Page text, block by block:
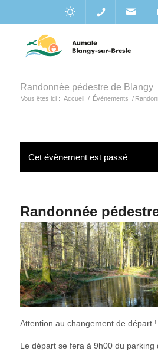
Randonnée pédestre de Blangy
Vous êtes ici : Accueil / Évènements /
Cet évènement est passé
Randonnée
Attention au changement de départ !
Le départ se fera à 9h00 du parking